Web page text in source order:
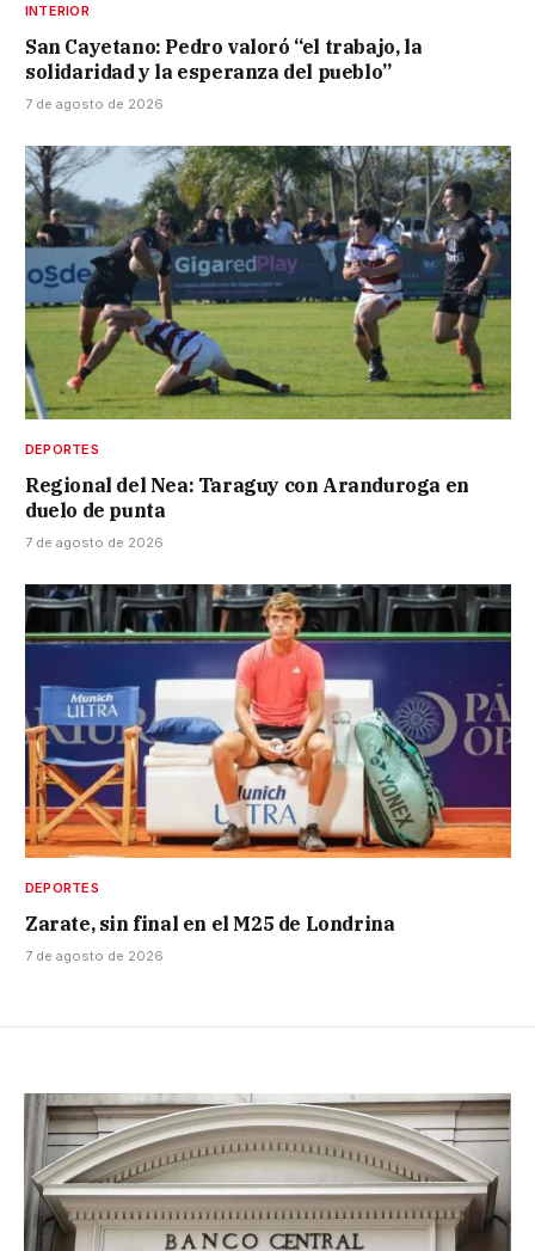
INTERIOR
San Cayetano: Pedro valoró “el trabajo, la
solidaridad y la esperanza del pueblo”
7 de agosto de 2026
DEPORTES
Regional del Nea: Taraguy con Aranduroga en
duelo de punta
7 de agosto de 2026
DEPORTES
Zarate, sin final en el M25 de Londrina
7 de agosto de 2026